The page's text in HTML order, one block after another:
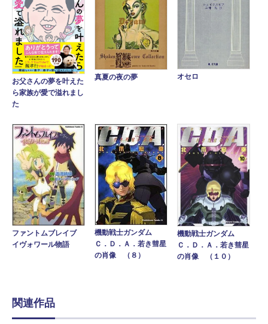
お父さんの夢を叶えた
ら家族が愛で溢れまし
た
真夏の夜の夢 オセロ
ファントムブレイブ
イヴォワール物語
機動戦士ガンダム
Ｃ．Ｄ．Ａ．若き彗星
の肖像 （８）
機動戦士ガンダム
Ｃ．Ｄ．Ａ．若き彗星
の肖像 （１０）
関連作品